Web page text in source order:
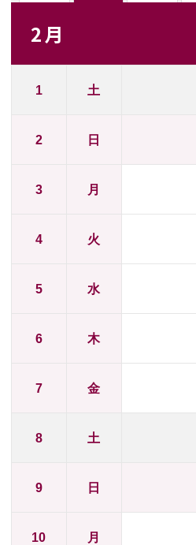
2月
1 土
2 日
3 月
4 火
5 水
6 木
7 金
8 土
9 日
10 月